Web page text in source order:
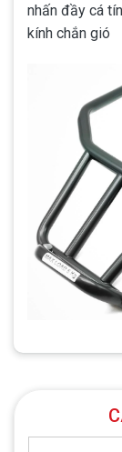
nhấn đầy cá
kính chắn gió